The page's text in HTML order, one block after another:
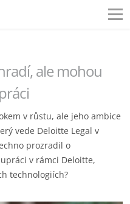
ale mohou
v růstu, ale jeho ambice
vede Deloitte Legal v
prozradil o
v rámci Deloitte,
technologiích?